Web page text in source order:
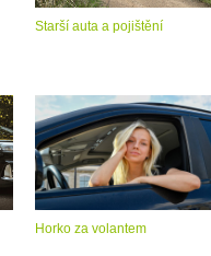
Starší auta a pojištění
Horko za volantem